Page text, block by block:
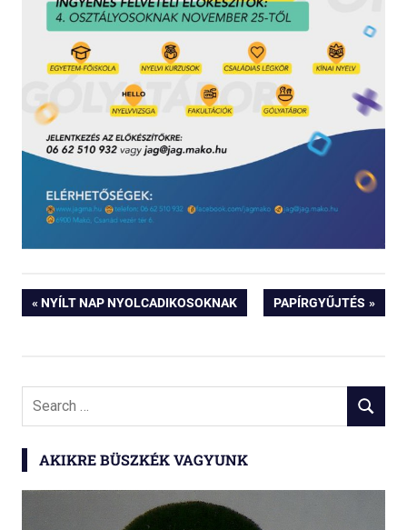
Bejegyzés
PREVIOUS
NYÍLT NAP NYOLCADIKOSOKNAK
NEXT
PAPÍRGYŰJTÉS
Search
SEARCH
AKIKRE BÜSZKÉK VAGYUNK